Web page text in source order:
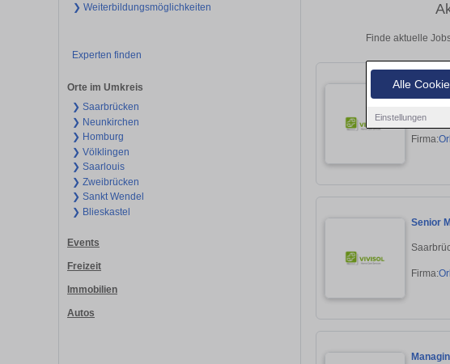
Alle
Einstellungen
❯ Weiterbildungsmöglichkeiten
Experten finden
Orte im Umkreis
❯ Saarbrücken
❯ Neunkirchen
❯ Homburg
❯ Völklingen
❯ Saarlouis
❯ Zweibrücken
❯ Sankt Wendel
❯ Blieskastel
Events
Freizeit
Immobilien
Autos
Finde aktuelle
Senior
Firma:
Senior
Firma: